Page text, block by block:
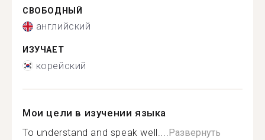
СВОБОДНЫЙ
английский
ИЗУЧАЕТ
корейский
Мои цели в изучении языка
To understand and speak well.... Развернуть